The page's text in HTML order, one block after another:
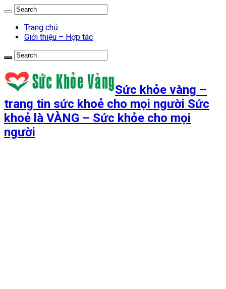
Trang chủ
Giới thiệu – Hợp tác
Sức khỏe vàng –
trang tin sức khoẻ cho mọi người Sức
khoẻ là VÀNG – Sức khỏe cho mọi
người